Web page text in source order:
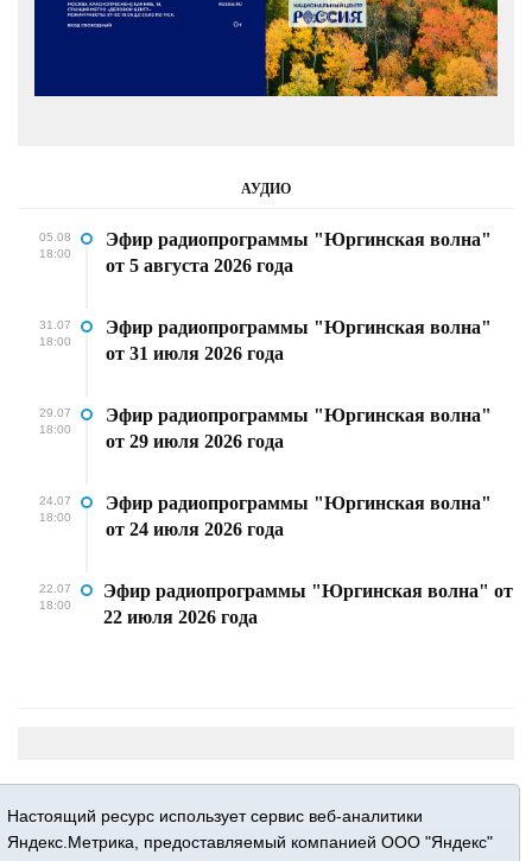
АУДИО
05.08
18:00
Эфир радиопрограммы "Юргинская волна"
от 5 августа 2026 года
31.07
18:00
Эфир радиопрограммы "Юргинская волна"
от 31 июля 2026 года
29.07
18:00
Эфир радиопрограммы "Юргинская волна"
от 29 июля 2026 года
24.07
18:00
Эфир радиопрограммы "Юргинская волна"
от 24 июля 2026 года
22.07
18:00
Эфир радиопрограммы "Юргинская волна" от
22 июля 2026 года
Настоящий ресурс использует сервис веб-аналитики
Яндекс.Метрика, предоставляемый компанией ООО "Яндекс"